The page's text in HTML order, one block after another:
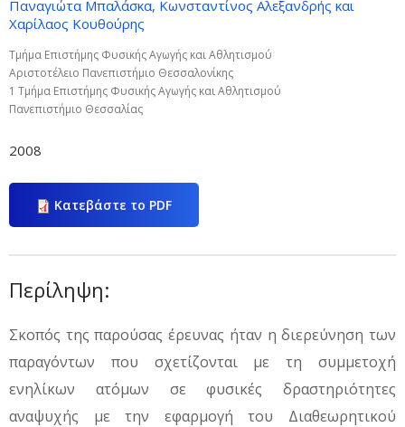
Παναγιώτα Μπαλάσκα, Κωνσταντίνος Αλεξανδρής και
Χαρίλαος Κουθούρης
Τμήμα Επιστήμης Φυσικής Αγωγής και Αθλητισμού
Αριστοτέλειο Πανεπιστήμιο Θεσσαλονίκης
1 Τμήμα Επιστήμης Φυσικής Αγωγής και Αθλητισμού
Πανεπιστήμιο Θεσσαλίας
2008
Κατεβάστε το PDF
Περίληψη:
Σκοπός της παρούσας έρευνας ήταν η διερεύνηση των
παραγόντων που σχετίζονται με τη συμμετοχή
ενηλίκων ατόμων σε φυσικές δραστηριότητες
αναψυχής με την εφαρμογή του Διαθεωρητικού